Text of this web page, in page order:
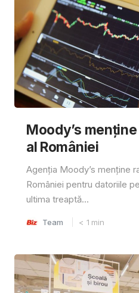
Moody’s
al României
Agenția Moody’s menține
României pentru datoriile
ultima treaptă...
Team < 1 min